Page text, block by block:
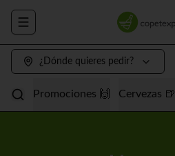
Abrir menu de navegación
¿Dónde quieres pedir?
Promociones 🙌 Cervezas 🍺